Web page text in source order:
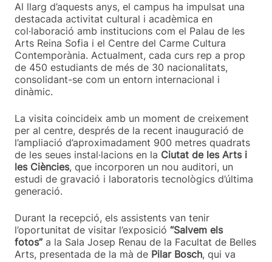
Al llarg d’aquests anys, el campus ha impulsat una
destacada activitat cultural i acadèmica en
col·laboració amb institucions com el Palau de les
Arts Reina Sofia i el Centre del Carme Cultura
Contemporània. Actualment, cada curs rep a prop
de 450 estudiants de més de 30 nacionalitats,
consolidant-se com un entorn internacional i
dinàmic.
La visita coincideix amb un moment de creixement
per al centre, després de la recent inauguració de
l’ampliació d’aproximadament 900 metres quadrats
de les seues instal·lacions en la Ciutat de les Arts i
les Ciències, que incorporen un nou auditori, un
estudi de gravació i laboratoris tecnològics d’última
generació.
Durant la recepció, els assistents van tenir
l’oportunitat de visitar l’exposició “Salvem els
fotos” a la Sala Josep Renau de la Facultat de Belles
Arts, presentada de la mà de Pilar Bosch, qui va